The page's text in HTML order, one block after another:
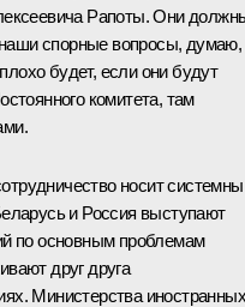
Рапоты. Они
спорные вопросы, думаю,
будет, если они будут
комитета, там
носит
и Россия выступают
по основным проблемам
друг друга
Министерства иностранных